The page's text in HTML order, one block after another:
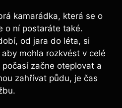
kamarádka, která se o
o ní postaráte také.
od jara do léta, si
mohla rozkvést v celé
začne oteplovat a
zahřívat půdu, je čas